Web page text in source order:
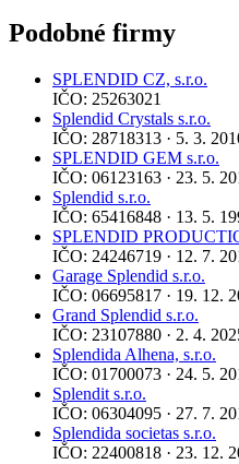
Podobné firmy
SPLENDID CZ, s.r.o.
IČO: 25263021
Splendid Crystals s.r.o.
IČO: 28718313 · 5. 3.
SPLENDID GEM s.r.o.
IČO: 06123163 · 23. 5.
Splendid s.r.o.
IČO: 65416848 · 13. 5.
SPLENDID
IČO: 24246719 · 12. 7.
Garage Splendid s.r.o.
IČO: 06695817 · 19. 12.
Grand Splendid s.r.o.
IČO: 23107880 · 2. 4.
Splendida Alhena, s.r.o.
IČO: 01700073 · 24. 5.
Splendit s.r.o.
IČO: 06304095 · 27. 7.
Splendida societas s.r.o.
IČO: 22400818 · 23. 12.